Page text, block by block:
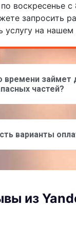
воскресенье
запросить
услугу на нашем
времени займет
частей?
варианты
из